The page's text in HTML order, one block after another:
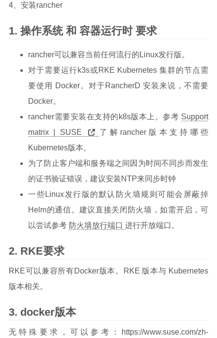
4、安装rancher
操作系统 和 容器运行时 要求
rancher可以兼容当前任何流行的Linux发行版。
对于需要运行k3s或RKE Kubernetes 集群的节点需
要使用 Docker。对于RancherD 安装来说，不需要
Docker。
rancher需要安装在支持的k8s版本上。参考 Support
matrix | SUSE
了解rancher版本支持哪些
Kubernetes版本。
为了防止客户端和服务端之间因为时间不同步而发生
的证书验证错误，建议安装NTP来同步时钟
一些Linux发行版的默认防火墙规则可能会屏蔽掉
Helm的通信。建议直接关闭防火墙，如需开启，可
以尝试参考 防火墙放行端口 进行开放端口。
RKE要求
RKE可以兼容所有Docker版本。RKE 版本与 Kubernetes
版本相关。
docker版本
无特殊要求，可以参考：https://www.suse.com/zh-